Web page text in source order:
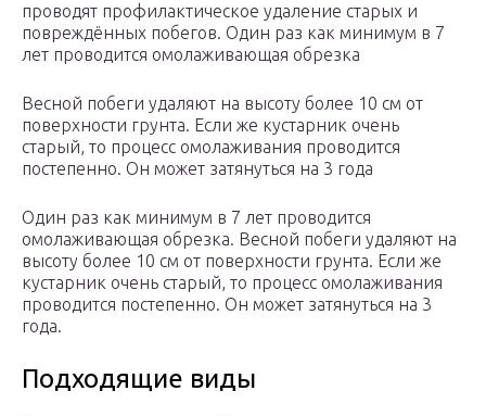
проводят профилактическое удаление старых и
повреждённых побегов. Один раз как минимум в 7
лет проводится омолаживающая обрезка
Весной побеги удаляют на высоту более 10 см от
поверхности грунта. Если же кустарник очень
старый, то процесс омолаживания проводится
постепенно. Он может затянуться на 3 года
Один раз как минимум в 7 лет проводится
омолаживающая обрезка. Весной побеги удаляют на
высоту более 10 см от поверхности грунта. Если же
кустарник очень старый, то процесс омолаживания
проводится постепенно. Он может затянуться на 3
года.
Подходящие виды